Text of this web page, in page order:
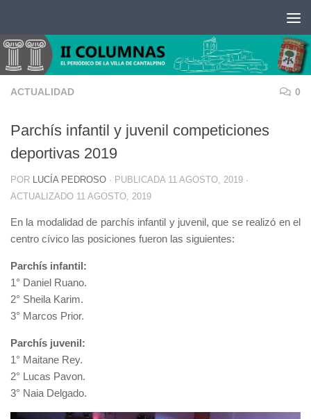
ACTUALIDAD 0
Parchís infantil y juvenil competiciones
deportivas 2019
POR LUCÍA PEDROSO · PUBLICADA 11 AGOSTO, 2019 ·
ACTUALIZADO 11 AGOSTO, 2019
En la modalidad de parchís infantil y juvenil, que se realizó en el
centro cívico las posiciones fueron las siguientes:
Parchís infantil:
1° Daniel Ruano.
2° Sheila Karim.
3° Marcos Prior.
Parchís juvenil:
1° Maitane Rey.
2° Lucas Pavon.
3° Naia Delgado.